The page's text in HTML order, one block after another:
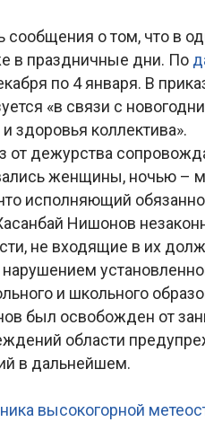
сообщения о том, что в
в праздничные дни. По
по 4 января. В
«в связи с
здоровья коллектива».
от дежурства
женщины, ночью –
исполняющий
Нишонов
не входящие в их
и школьного
был освобожден от
области
в дальнейшем.
высокогорной